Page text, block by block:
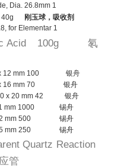
Dia. 26.8mm 1
40g
刚玉球 ，吸收剂
for Elementar 1
Acid 100g 氡
6 x 12 mm 100 银舟
x 8 x 16 mm 70 银舟
10 x 20 mm 42 银舟
x 11 mm 1000 锡舟
x 12 mm 500 锡舟
x 15 mm 250 锡舟
Quartz Reaction
管